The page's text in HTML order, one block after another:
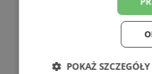
POKAŻ SZCZEGÓŁY